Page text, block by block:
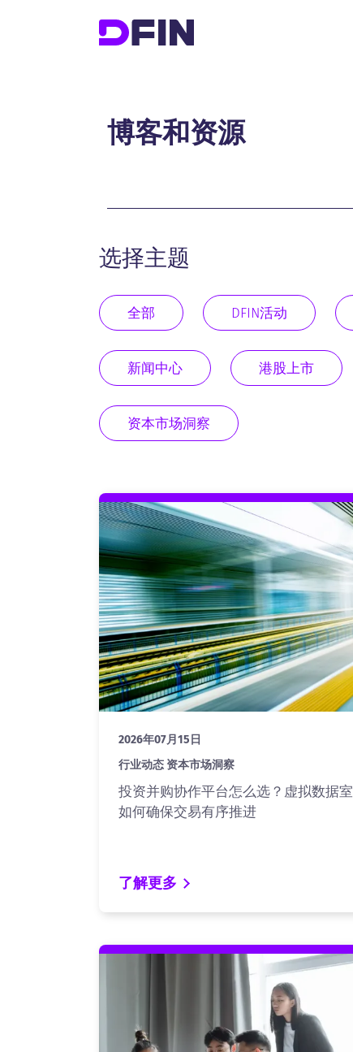
博客和资源
选择主题
全部 DFIN活动
新闻中心 港股上市
资本市场洞察
2026年07月15日
行业动态 资本市场洞察
投资并购协作平台怎么选？虚拟数据室
如何确保交易有序推进
了解更多